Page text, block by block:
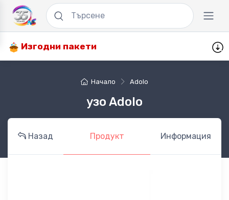
Изгодни пакети
Начало Adolo
узо Adolo
Назад Продукт Информация